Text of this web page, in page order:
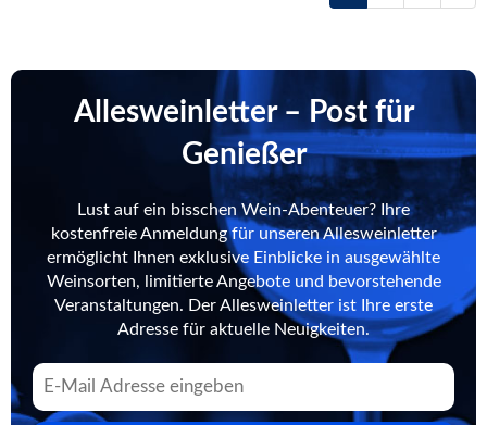
Allesweinletter – Post für
Genießer
Lust auf ein bisschen Wein-Abenteuer? Ihre
kostenfreie Anmeldung für unseren Allesweinletter
ermöglicht Ihnen exklusive Einblicke in ausgewählte
Weinsorten, limitierte Angebote und bevorstehende
Veranstaltungen. Der Allesweinletter ist Ihre erste
Adresse für aktuelle Neuigkeiten.